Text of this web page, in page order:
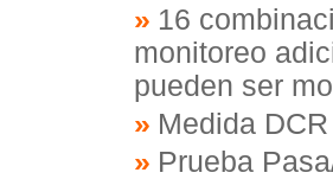
16
monitoreo
pueden ser
Medida
Prueba